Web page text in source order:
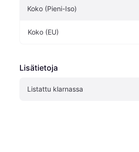
Koko (Pieni-Iso)
Koko (EU)
Lisätietoja
Listattu klarnassa